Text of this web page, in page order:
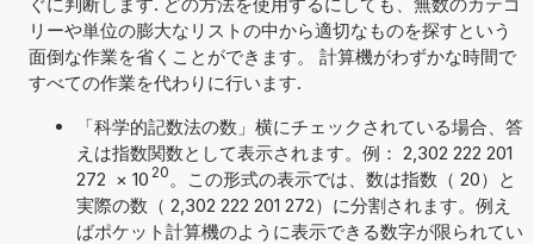
リーや単位の膨大なリストの中から適切なものを探すという
面倒な作業を省くことができます。 計算機がわずかな時間で
すべての作業を代わりに行います.
「科学的記数法の数」横にチェックされている場合、答
えは指数関数として表示されます。例： 2,302 222 201
272 × 10 20 。この形式の表示では、数は指数（ 20）と
実際の数（ 2,302 222 201 272）に分割されます。例え
ばポケット計算機のように表示できる数字が限られてい